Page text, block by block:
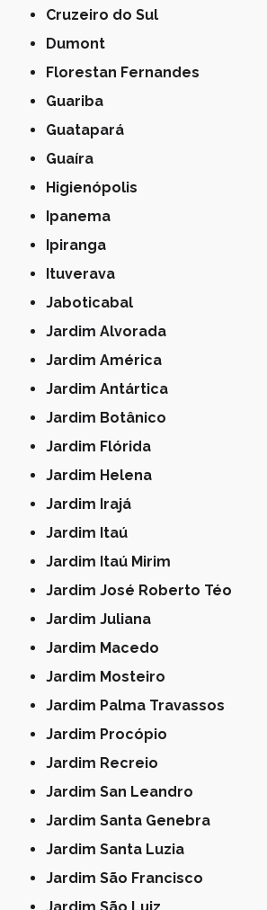
Cruzeiro do Sul
Dumont
Florestan Fernandes
Guariba
Guatapará
Guaíra
Higienópolis
Ipanema
Ipiranga
Ituverava
Jaboticabal
Jardim Alvorada
Jardim América
Jardim Antártica
Jardim Botânico
Jardim Flórida
Jardim Helena
Jardim Irajá
Jardim Itaú
Jardim Itaú Mirim
Jardim José Roberto Téo
Jardim Juliana
Jardim Macedo
Jardim Mosteiro
Jardim Palma Travassos
Jardim Procópio
Jardim Recreio
Jardim San Leandro
Jardim Santa Genebra
Jardim Santa Luzia
Jardim São Francisco